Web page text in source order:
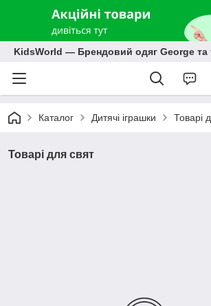
KidsWorld — Брендовий одяг George та
Каталог Дитячі іграшки Товарі
Товарі для свят